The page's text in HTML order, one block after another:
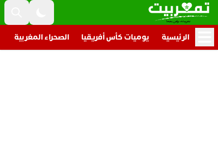
الرئيسية يوميات كأس أفريقيا الصحراء المغربية